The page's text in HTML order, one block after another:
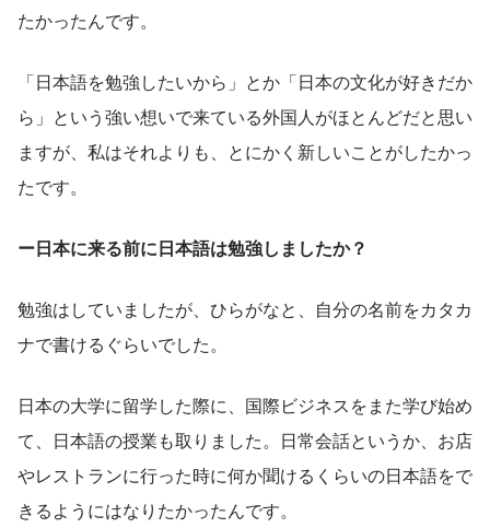
たかったんです。
「日本語を勉強したいから」とか「日本の文化が好きだか
ら」という強い想いで来ている外国人がほとんどだと思い
ますが、私はそれよりも、とにかく新しいことがしたかっ
たです。
ー日本に来る前に日本語は勉強しましたか？
勉強はしていましたが、ひらがなと、自分の名前をカタカ
ナで書けるぐらいでした。
日本の大学に留学した際に、国際ビジネスをまた学び始め
て、日本語の授業も取りました。日常会話というか、お店
やレストランに行った時に何か聞けるくらいの日本語をで
きるようにはなりたかったんです。